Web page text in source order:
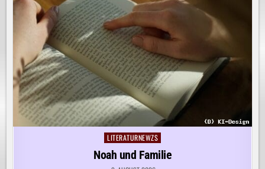
Posted
LITERATURNEWZS
Noah und Familie